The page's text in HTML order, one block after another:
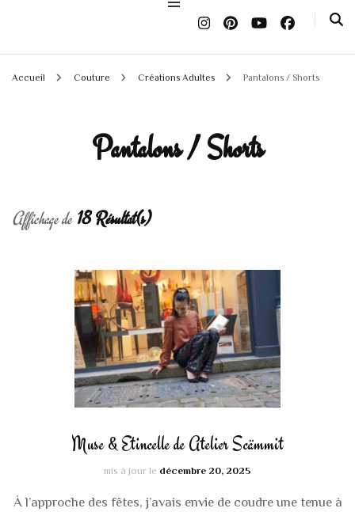
Accueil Couture Créations Adultes Pantalons / Shorts
Pantalons / Shorts
Affichage de 18 Résultat(s)
Muse & Etincelle de Atelier Scämmit
mis à jour le décembre 20, 2025
À l’approche des fêtes, j’avais envie de coudre une tenue à